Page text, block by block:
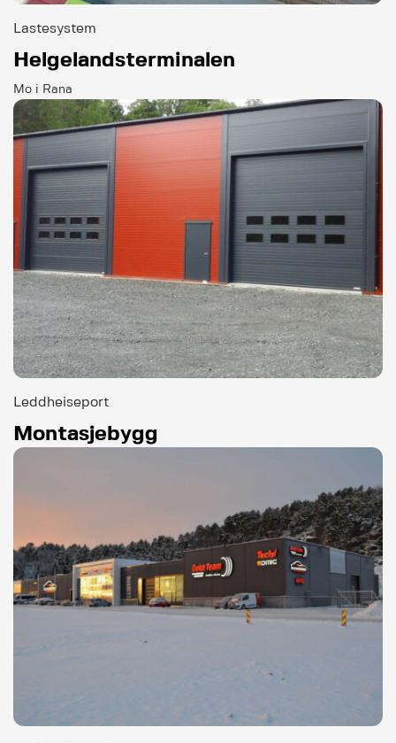
Lastesystem
Helgelandsterminalen
Mo i Rana
Leddheiseport
Montasjebygg